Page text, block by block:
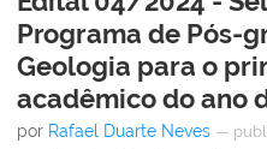
Programa de Pós-
Geologia para o
acadêmico do ano
por Rafael Duarte Neves —